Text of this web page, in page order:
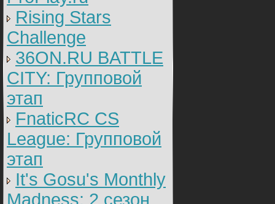
Rising Stars
Challenge
36ON.RU BATTLE
CITY: Групповой
этап
FnaticRC CS
League: Групповой
этап
It's Gosu's Monthly
Madness: 2 сезон